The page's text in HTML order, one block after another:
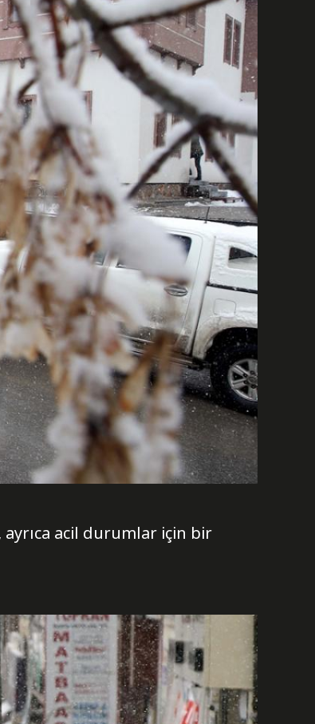
ayrıca acil durumlar için bir